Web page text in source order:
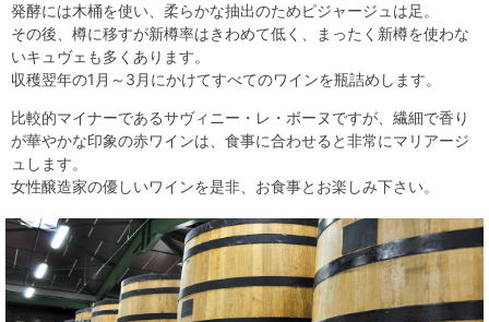
発酵には木桶を使い、柔らかな抽出のためピジャージュは足。
その後、樽に移すが新樽率はきわめて低く、まったく新樽を使わな
いキュヴェも多くあります。
収穫翌年の1月～3月にかけてすべてのワインを瓶詰めします。
比較的マイナーであるサヴィニー・レ・ボーヌですが、繊細で香り
が華やかな印象の赤ワインは、食事に合わせると非常にマリアージ
ュします。
女性醸造家の優しいワインを是非、お食事とお楽しみ下さい。